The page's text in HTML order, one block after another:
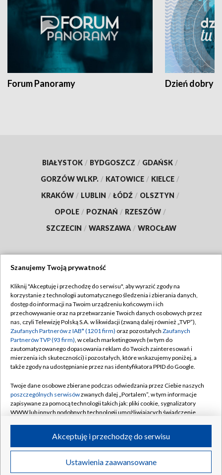
Forum Panoramy Dzień dobry
BIAŁYSTOK / BYDGOSZCZ / GDAŃSK /
GORZÓW WLKP. / KATOWICE / KIELCE /
KRAKÓW / LUBLIN / ŁÓDŹ / OLSZTYN /
OPOLE / POZNAŃ / RZESZÓW /
SZCZECIN / WARSZAWA / WROCŁAW
TVP
Abonament TVP
Emisja w TVP
Centrum informacji TVP
Naziemna Telewizja Cyfrowa
Rada Programowa
System NOS
Informacje o nadawcy
Program dla prasy
Ogłoszenie przetargowe
Regulamin TVP
Polityka prywatności
Moje zgody
Pomoc
Kontakt
Kanały
©2026 Telewizja Polska S.A. w likwidacji
Szanujemy Twoją prywatność
Kliknij "Akceptuję i przechodzę do serwisu", aby wyrazić zgody na
korzystanie z technologii automatycznego śledzenia i zbierania danych,
dostęp do informacji na Twoim urządzeniu końcowym i ich
przechowywanie oraz na przetwarzanie Twoich danych osobowych przez
nas, czyli Telewizję Polską S.A. w likwidacji (zwaną dalej również „TVP”),
Zaufanych Partnerów z IAB* (1201 firm) oraz pozostałych Zaufanych
Partnerów TVP (93 firm), w celach marketingowych (w tym do
zautomatyzowanego dopasowania reklam do Twoich zainteresowań i
mierzenia ich skuteczności) i pozostałych, które wskazujemy poniżej, a
także zgody na udostępnianie przez nas identyfikatora PPID do Google.
Twoje dane osobowe zbierane podczas odwiedzania przez Ciebie naszych
poszczególnych serwisówzwanych dalej „Portalem”, w tym informacje
zapisywane za pomocą technologii takich jak: pliki cookie, sygnalizatory
WWW lub innych podobnych technologii umożliwiających świadczenie
ruchu w Internecie.
Twoje dane osobowe zbierane podczas odwiedzania przez Ciebie
poszczególnych serwisówna Portalu, takie jak adresy IP, identyfikatory
Ustawienia zaawansowane
Akceptuję i przechodzę do serwisu